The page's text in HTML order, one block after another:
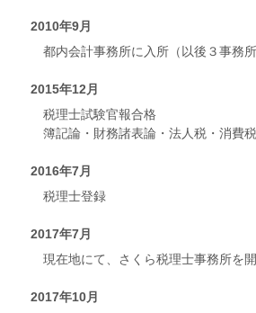
2010年9月
都内会計事務所に入所（以後３事務所
2015年12月
税理士試験官報合格
簿記論・財務諸表論・法人税・消費
2016年7月
税理士登録
2017年7月
現在地にて、さくら税理士事務所を
2017年10月